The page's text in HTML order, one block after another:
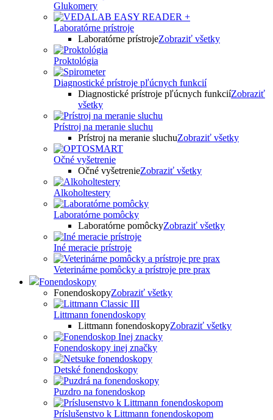
Glukomery
Laboratórne prístroje
Laboratórne prístrojeZobraziť všetky
Proktológia
Diagnostické prístroje pľúcnych funkcií
Diagnostické prístroje pľúcnych funkciíZobraziť
všetky
Prístroj na meranie sluchu
Prístroj na meranie sluchuZobraziť všetky
Očné vyšetrenie
Očné vyšetrenieZobraziť všetky
Alkoholtestery
Laboratórne pomôcky
Laboratórne pomôckyZobraziť všetky
Iné meracie prístroje
Veterinárne pomôcky a prístroje pre prax
Fonendoskopy
FonendoskopyZobraziť všetky
Littmann fonendoskopy
Littmann fonendoskopyZobraziť všetky
Fonendoskopy inej značky
Detské fonendoskopy
Puzdro na fonendoskop
Príslušenstvo k Littmann fonendoskopom